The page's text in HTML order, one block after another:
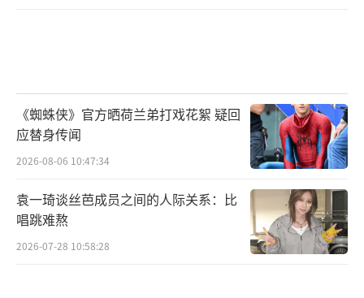
《蜘蛛侠》官方晒荷兰弟打戏花絮 疑回
应替身传闻
2026-08-06 10:47:34
袁一琦谈丝芭成员之间的人际关系：比
唱跳难熬
2026-07-28 10:58:28